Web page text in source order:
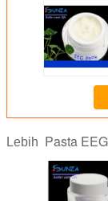
Lebih Pasta